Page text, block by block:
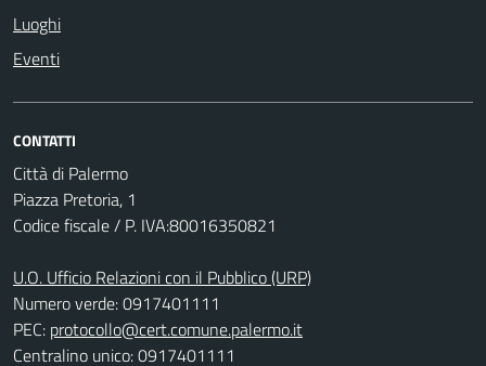
Luoghi
Eventi
CONTATTI
Città di Palermo
Piazza Pretoria, 1
Codice fiscale / P. IVA:80016350821
U.O. Ufficio Relazioni con il Pubblico (URP)
Numero verde: 0917401111
PEC: protocollo@cert.comune.palermo.it
Centralino unico: 0917401111